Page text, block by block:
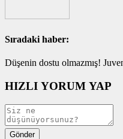
Sıradaki haber:
Düşenin dostu olmazmış!
HIZLI YORUM YAP